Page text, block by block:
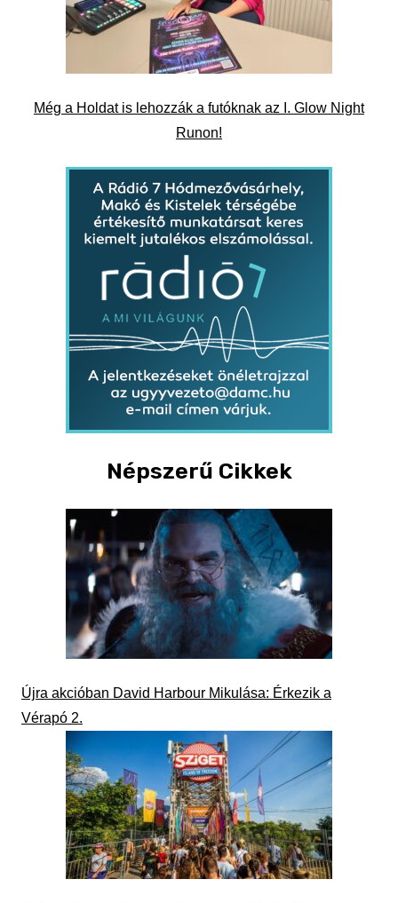
Még a Holdat is lehozzák a futóknak az I. Glow Night
Runon!
Népszerű Cikkek
Újra akcióban David Harbour Mikulása: Érkezik a
Vérapó 2.